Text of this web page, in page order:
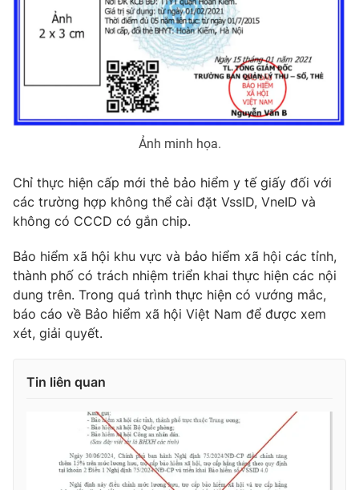
Emagazine Podcast
Infographic
Shorts video
VTV Thể thao
VTV Sức khoẻ Bất động sản
VTV4 Vươn mình bằng AI
VTV9
Liên hệ tòa soạn
THỜI BÁO VTV
Ảnh minh họa.
Chỉ thực hiện cấp mới thẻ bảo hiểm y tế giấy đối với
các trường hợp không thể cài đặt VssID, VneID và
không có CCCD có gắn chip.
Bảo hiểm xã hội khu vực và bảo hiểm xã hội các tỉnh,
thành phố có trách nhiệm triển khai thực hiện các nội
dung trên. Trong quá trình thực hiện có vướng mắc,
báo cáo về Bảo hiểm xã hội Việt Nam để được xem
xét, giải quyết.
Tin liên quan